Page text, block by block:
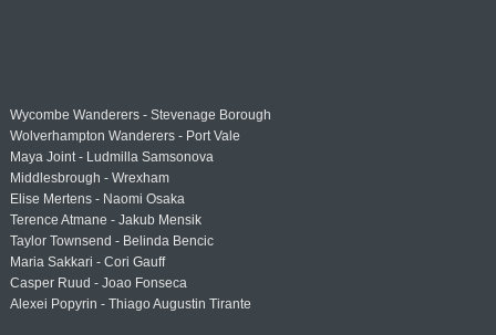
Wycombe Wanderers - Stevenage Borough
Wolverhampton Wanderers - Port Vale
Maya Joint - Ludmilla Samsonova
Middlesbrough - Wrexham
Elise Mertens - Naomi Osaka
Terence Atmane - Jakub Mensik
Taylor Townsend - Belinda Bencic
Maria Sakkari - Cori Gauff
Casper Ruud - Joao Fonseca
Alexei Popyrin - Thiago Augustin Tirante